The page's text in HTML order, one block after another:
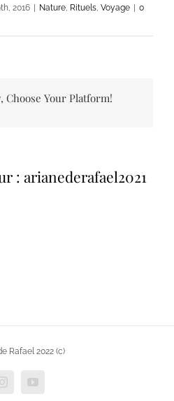
2016 Nature, Rituels, Voyage
0
Choose Your Platform!
: arianederafael2021
Rafael 2022 (c)
InstagramYouTube